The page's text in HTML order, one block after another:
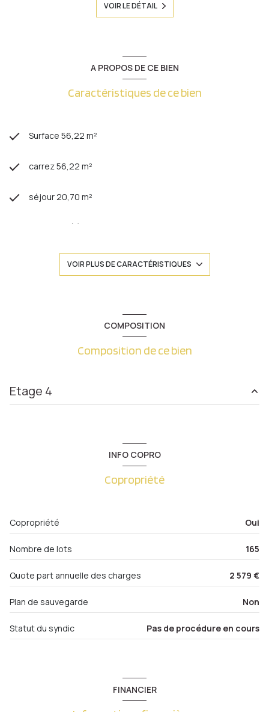
VOIR LE DÉTAIL
A PROPOS DE CE BIEN
Caractéristiques de ce bien
Surface 56,22 m²
carrez 56,22 m²
séjour 20,70 m²
1 chambre(s)
Chauffage collectif : chaudière (gaz)
cave
accès handicapé
VOIR PLUS DE CARACTÉRISTIQUES
COMPOSITION
Composition de ce bien
Etage 4
balcon
INFO COPRO
Copropriété
Copropriété Oui
Nombre de lots 165
Quote part annuelle des charges 2 579 €
Plan de sauvegarde Non
Statut du syndic Pas de procédure en cours
FINANCIER